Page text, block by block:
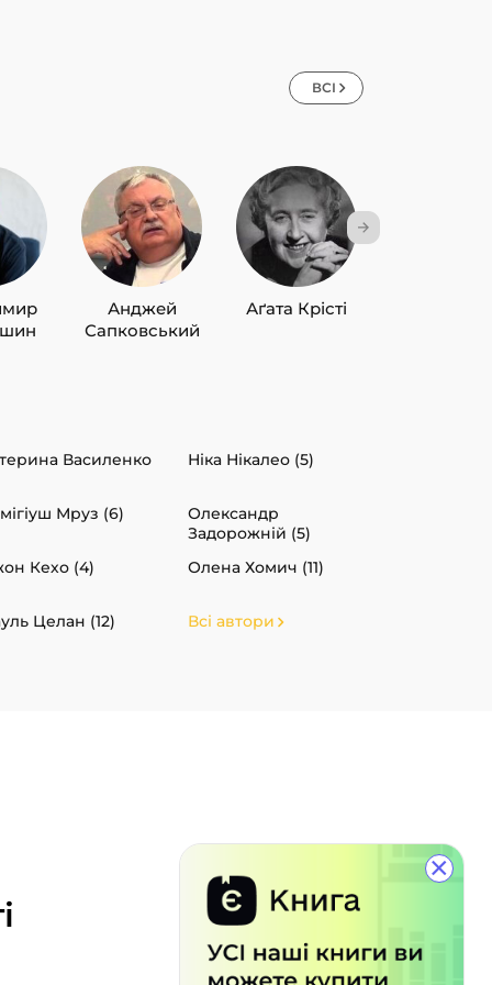
×
ВСІ
Анджей
Сапковський
Аґата Крісті
Василенко
Ніка Нікалео (5)
Мруз (6)
Олександр
Задорожній (5)
Кехо (4) Олена Хомич (11)
Целан (12) Всі автори